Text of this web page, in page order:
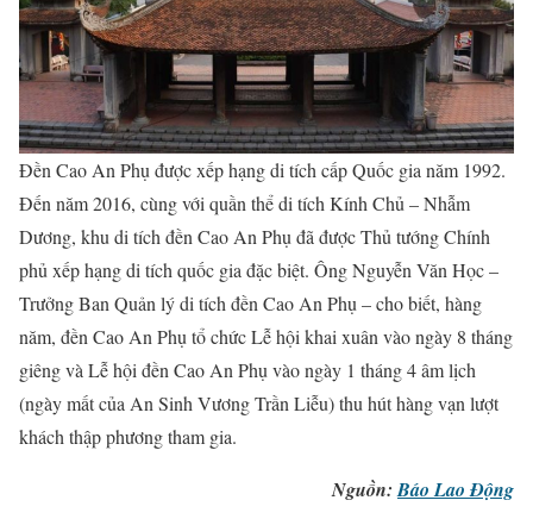
Đền Cao An Phụ được xếp hạng di tích cấp Quốc gia năm 1992.
Đến năm 2016, cùng với quần thể di tích Kính Chủ – Nhẫm
Dương, khu di tích đền Cao An Phụ đã được Thủ tướng Chính
phủ xếp hạng di tích quốc gia đặc biệt. Ông Nguyễn Văn Học –
Trưởng Ban Quản lý di tích đền Cao An Phụ – cho biết, hàng
năm, đền Cao An Phụ tổ chức Lễ hội khai xuân vào ngày 8 tháng
giêng và Lễ hội đền Cao An Phụ vào ngày 1 tháng 4 âm lịch
(ngày mất của An Sinh Vương Trần Liễu) thu hút hàng vạn lượt
khách thập phương tham gia.
Nguồn:Báo Lao Động